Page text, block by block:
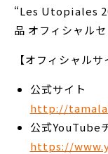
“Les Utopiales
品 オフィシャル
【オフィシャルサ
公式サイト
http://
公式YouTube
https://